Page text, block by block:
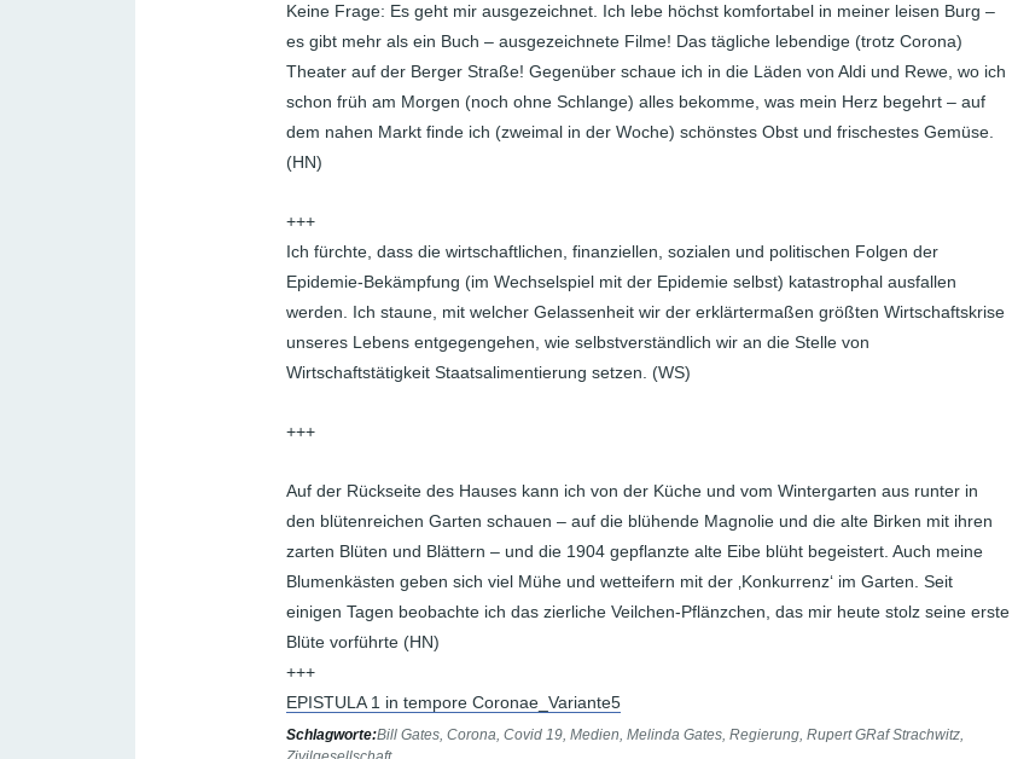
Keine Frage: Es geht mir ausgezeichnet. Ich lebe höchst komfortabel in meiner leisen Burg –
es gibt mehr als ein Buch – ausgezeichnete Filme! Das tägliche lebendige (trotz Corona)
Theater auf der Berger Straße! Gegenüber schaue ich in die Läden von Aldi und Rewe, wo ich
schon früh am Morgen (noch ohne Schlange) alles bekomme, was mein Herz begehrt – auf
dem nahen Markt finde ich (zweimal in der Woche) schönstes Obst und frischestes Gemüse.
(HN)
+++
Ich fürchte, dass die wirtschaftlichen, finanziellen, sozialen und politischen Folgen der
Epidemie-Bekämpfung (im Wechselspiel mit der Epidemie selbst) katastrophal ausfallen
werden. Ich staune, mit welcher Gelassenheit wir der erklärtermaßen größten Wirtschaftskrise
unseres Lebens entgegengehen, wie selbstverständlich wir an die Stelle von
Wirtschaftstätigkeit Staatsalimentierung setzen. (WS)
+++
Auf der Rückseite des Hauses kann ich von der Küche und vom Wintergarten aus runter in
den blütenreichen Garten schauen – auf die blühende Magnolie und die alte Birken mit ihren
zarten Blüten und Blättern – und die 1904 gepflanzte alte Eibe blüht begeistert. Auch meine
Blumenkästen geben sich viel Mühe und wetteifern mit der ‚Konkurrenz‘ im Garten. Seit
einigen Tagen beobachte ich das zierliche Veilchen-Pflänzchen, das mir heute stolz seine erste
Blüte vorführte (HN)
+++
EPISTULA 1 in tempore Coronae_Variante5
Schlagworte:Bill Gates, Corona, Covid 19, Medien, Melinda Gates, Regierung, Rupert GRaf Strachwitz,